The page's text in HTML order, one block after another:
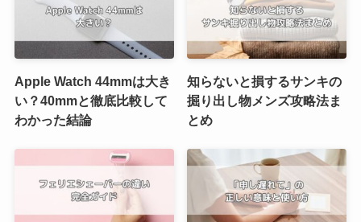
Apple Watch 44mmは大き
い？40mmと徹底比較して
わかった結論
知らないと損するサンキの
掘り出し物メンズ攻略法ま
とめ